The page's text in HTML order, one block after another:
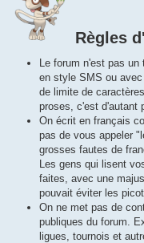
Règles
Le forum n'est pas
en style SMS ou
de limite de
proses, c'est d'autant
On écrit en français
pas de vous appeler
grosses fautes de
Les gens qui lisent
faites, avec une
pouvait éviter les
On ne met pas de
publiques du forum.
ligues, tournois et